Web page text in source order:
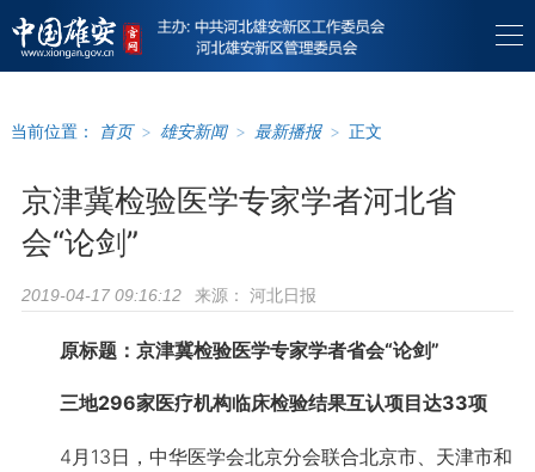
当前位置： 首页 > 雄安新闻 > 最新播报 > 正文
京津冀检验医学专家学者河北省
会“论剑”
2019-04-17 09:16:12 来源： 河北日报
原标题：京津冀检验医学专家学者省会“论剑”
三地296家医疗机构临床检验结果互认项目达33项
4月13日，中华医学会北京分会联合北京市、天津市和